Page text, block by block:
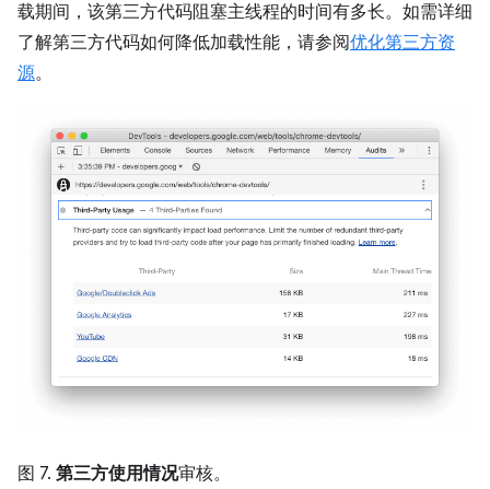
载期间，该第三方代码阻塞主线程的时间有多长。如需详细
了解第三方代码如何降低加载性能，请参阅优化第三方资
源。
图 7. 第三方使用情况审核。